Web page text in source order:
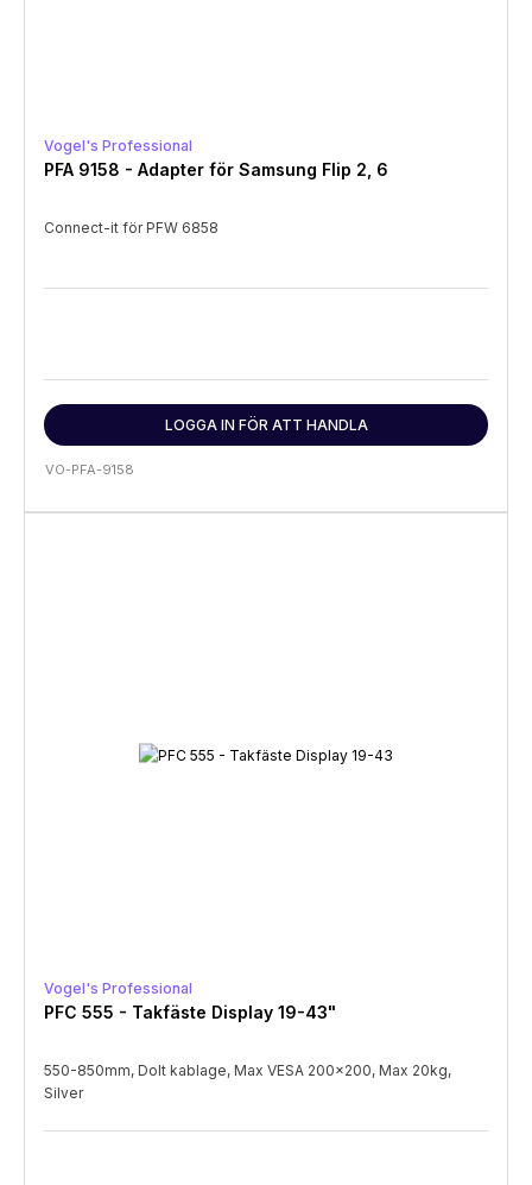
Vogel's Professional
PFA 9158 - Adapter för Samsung Flip 2, 6
Connect-it för PFW 6858
LOGGA IN FÖR ATT HANDLA
VO-PFA-9158
Vogel's Professional
PFC 555 - Takfäste Display 19-43"
550-850mm, Dolt kablage, Max VESA 200x200, Max 20kg,
Silver